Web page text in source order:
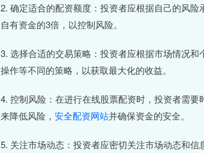
2. 确定适合的配资额度：投资者应根据自己的风
自有资金的3倍，以控制风险。
3. 选择合适的交易策略：投资者应根据市场情况
操作等不同的策略，以获取最大化的收益。
4. 控制风险：在进行在线股票配资时，投资者需
来降低风险， 安全配资网站并确保资金的安全。
5. 关注市场动态：投资者应密切关注市场动态和